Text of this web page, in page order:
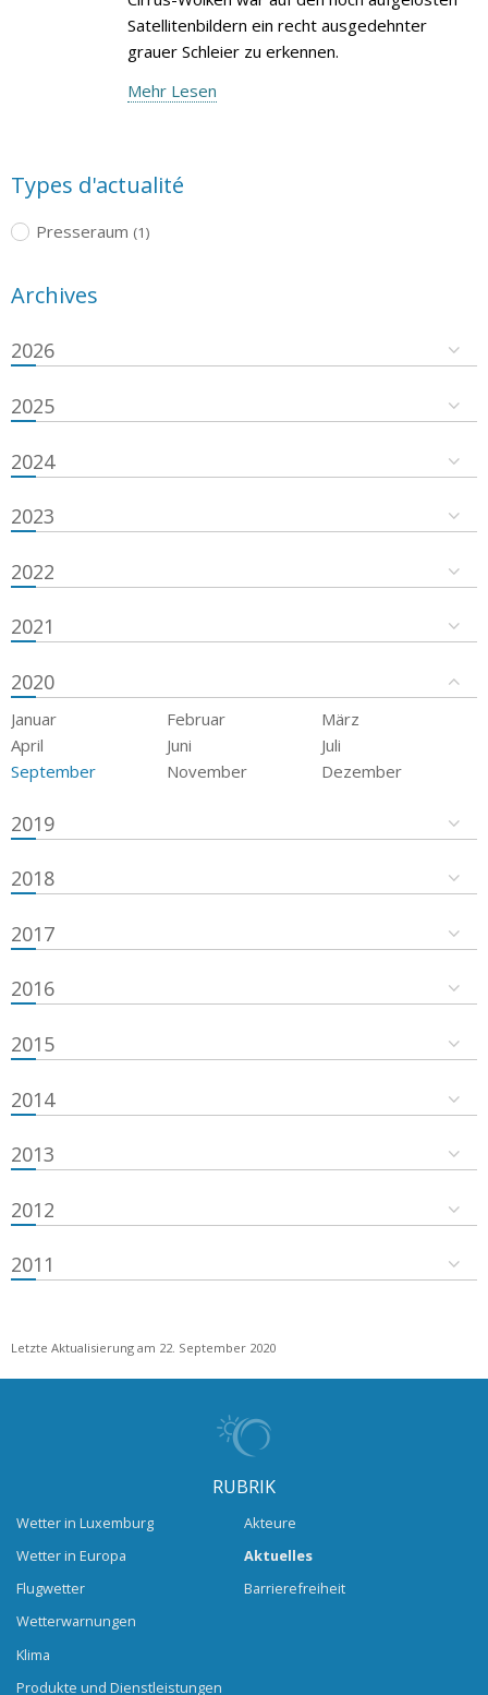
Satellitenbildern ein recht ausgedehnter
grauer Schleier zu erkennen.
Mehr Lesen
Types d'actualité
Presseraum (1)
Archives
2026
2025
2024
2023
2022
2021
2020
Januar Februar
März
April
Juni
Juli
September
November Dezember
2019
2018
2017
2016
2015
2014
2013
2012
2011
Letzte Aktualisierung am 22. September 2020
RUBRIK
Wetter in Luxemburg
Wetter in Europa
Flugwetter
Wetterwarnungen
Klima
Produkte und Dienstleistungen
Akteure
Aktuelles
Barrierefreiheit